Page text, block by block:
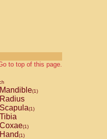
to top of this page.
Mandible(1)
Radius
Scapula(1)
Tibia
Coxae(1)
Hand(1)